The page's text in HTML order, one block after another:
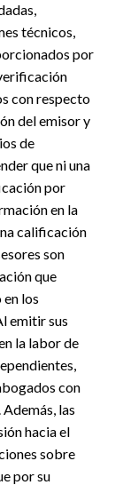
técnicos,
por
con respecto
del emisor y
de
que ni una
por
en la
calificación
son
que
en los
emitir sus
la labor de
con
las
hacia el
sobre
por su